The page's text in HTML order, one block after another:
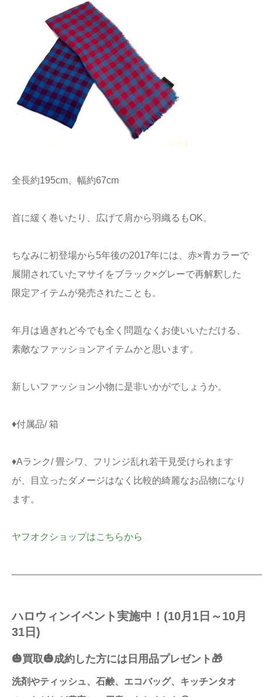
全長約195cm、幅約67cm
首に緩く巻いたり、広げて肩から羽織るもOK。
ちなみに初登場から5年後の2017年には、赤×青カラーで
展開されていたマサイをブラック×グレーで再解釈した
限定アイテムが発売されたことも。
年月は過ぎれど今でも全く問題なくお使いいただける、
素敵なファッションアイテムかと思います。
新しいファッション小物に是非いかがでしょうか。
♦付属品/ 箱
♦Aランク/ 畳シワ、フリンジ乱れ若干見受けられます
が、目立ったダメージはなく比較的綺麗なお品物になり
ます。
ヤフオクショップはこちらから
ハロウィンイベント実施中！(10月1日～10月
31日)
🎃買取🎃成約した方には日用品プレゼント🎁
洗剤やティッシュ、石鹸、エコバッグ、キッチンタオ